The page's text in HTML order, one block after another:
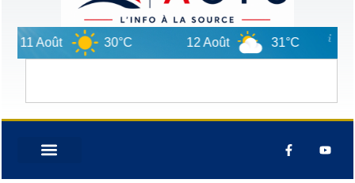
11 Août 30°C 12 Août 31°C